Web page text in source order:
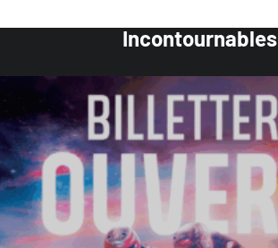
Incontournables